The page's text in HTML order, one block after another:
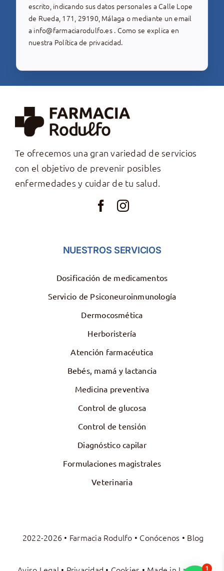
escrito, indicando sus datos personales a Calle Lope
de Rueda, 171, 29190, Málaga o mediante un email
a info@farmaciarodulfo.es. Como se explica en
nuestra Política de privacidad.
Te ofrecemos una gran variedad de servicios
con el objetivo de prevenir posibles
enfermedades y cuidar de tu salud.
NUESTROS SERVICIOS
Dosificación de medicamentos
Servicio de Psiconeuroinmunología
Dermocosmética
Herboristería
Atención farmacéutica
Bebés, mamá y lactancia
Medicina preventiva
Control de glucosa
Control de tensión
Diagnóstico capilar
Formulaciones magistrales
Veterinaria
2022-2026 • Farmacia Rodulfo • Conócenos • Blog
1